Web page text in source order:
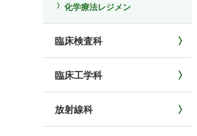
化学療法レジメン
臨床検査科
臨床工学科
放射線科